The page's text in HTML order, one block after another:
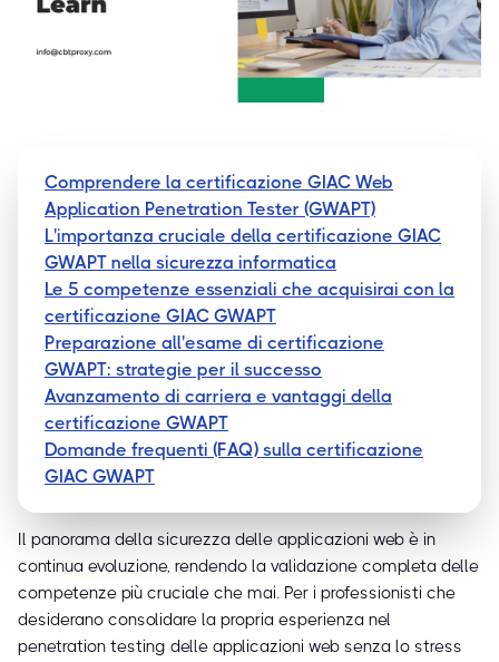
Comprendere la certificazione GIAC Web
Application Penetration Tester (GWAPT)
L'importanza cruciale della certificazione GIAC
GWAPT nella sicurezza informatica
Le 5 competenze essenziali che acquisirai con la
certificazione GIAC GWAPT
Preparazione all'esame di certificazione
GWAPT: strategie per il successo
Avanzamento di carriera e vantaggi della
certificazione GWAPT
Domande frequenti (FAQ) sulla certificazione
GIAC GWAPT
Il panorama della sicurezza delle applicazioni web è in
continua evoluzione, rendendo la validazione completa delle
competenze più cruciale che mai. Per i professionisti che
desiderano consolidare la propria esperienza nel
penetration testing delle applicazioni web senza lo stress